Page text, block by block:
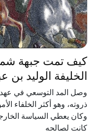
كيف تمت جبهة
الخليفة الوليد بن
وصل المد التوسعي في عهد
ذروته، وهو أكثر الخلفاء
وكان يعطي السياسة
كانت لصالحه